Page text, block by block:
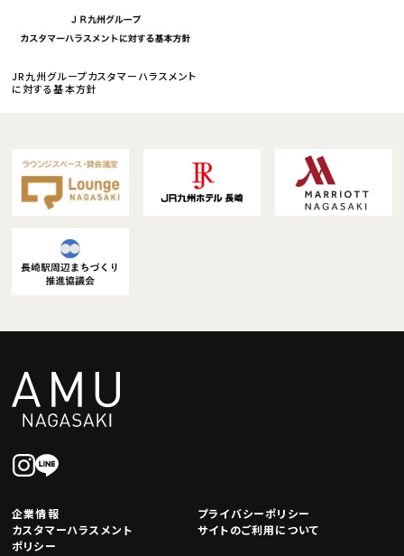
JR九州グループカスタマーハラスメント
に対する基本方針
企業情報
プライバシーポリシー
カスタマーハラスメント
ポリシー
サイトのご利用について